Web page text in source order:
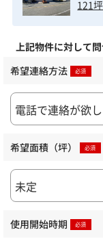
121
上記物件に対して
希望連絡方法
希望面積（坪）
使用開始時期